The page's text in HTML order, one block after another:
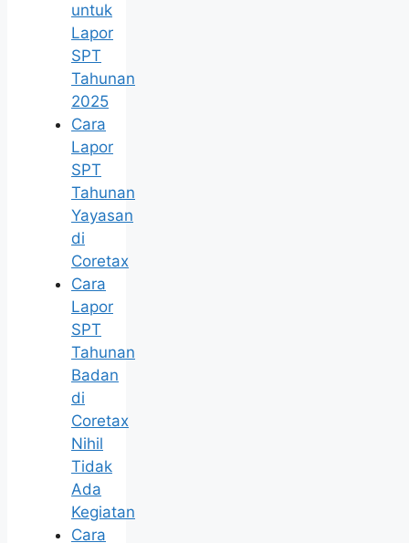
untuk
Lapor
SPT
Tahunan
2025
Cara
Lapor
SPT
Tahunan
Yayasan
di
Coretax
Cara
Lapor
SPT
Tahunan
Badan
di
Coretax
Nihil
Tidak
Ada
Kegiatan
Cara